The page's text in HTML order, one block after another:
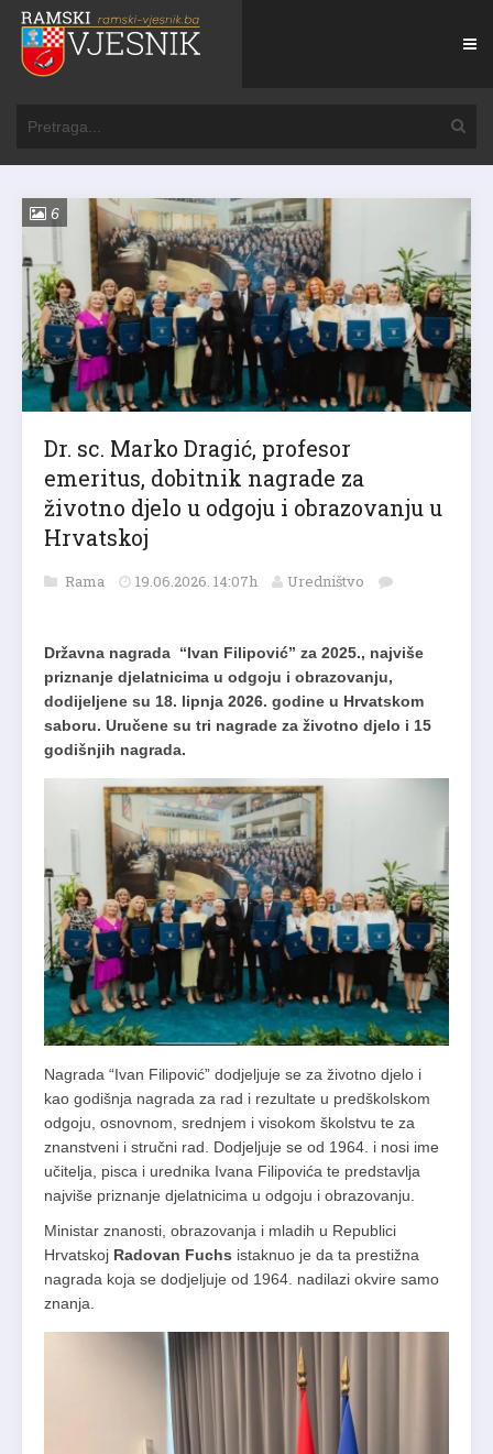
6
Dr. sc. Marko Dragić, profesor
emeritus, dobitnik nagrade za
životno djelo u odgoju i obrazovanju u
Hrvatskoj
Rama 19.06.2026. 14:07h Uredništvo
Državna nagrada “Ivan Filipović” za 2025., najviše
priznanje djelatnicima u odgoju i obrazovanju,
dodijeljene su 18. lipnja 2026. godine u Hrvatskom
saboru. Uručene su tri nagrade za životno djelo i 15
godišnjih nagrada.
Nagrada “Ivan Filipović” dodjeljuje se za životno djelo i
kao godišnja nagrada za rad i rezultate u predškolskom
odgoju, osnovnom, srednjem i visokom školstvu te za
znanstveni i stručni rad. Dodjeljuje se od 1964. i nosi ime
učitelja, pisca i urednika Ivana Filipovića te predstavlja
najviše priznanje djelatnicima u odgoju i obrazovanju.
Ministar znanosti, obrazovanja i mladih u Republici
Hrvatskoj Radovan Fuchs istaknuo je da ta prestižna
nagrada koja se dodjeljuje od 1964. nadilazi okvire samo
znanja.